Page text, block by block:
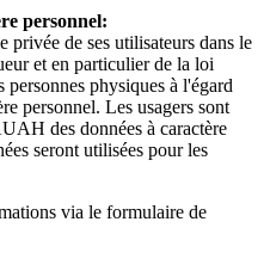
personnel:
de ses utilisateurs dans le
et en particulier de la loi
physiques à l'égard
personnel. Les usagers sont
des données à caractère
seront utilisées pour les
via le formulaire de